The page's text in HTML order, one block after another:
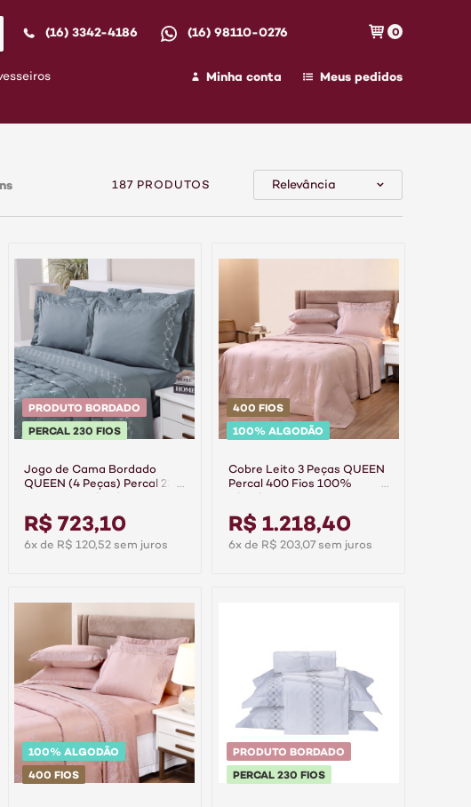
(16) 3342-4186 (16) 98110-0276 0
Minha conta Meus pedidos
Relevância
187 PRODUTOS
PRODUTO BORDADO
PERCAL 230 FIOS
Jogo de Cama Bordado
QUEEN (4 Peças) Percal 230
Supreme Grafite
R$ 723,10
6x de R$ 120,52 sem juros
400 FIOS
100% ALGODÃO
Cobre Leito 3 Peças QUEEN
Percal 400 Fios 100%
R$ 1.218,40
6x de R$ 203,07 sem juros
100% ALGODÃO
400 FIOS
PRODUTO BORDADO
PERCAL 230 FIOS